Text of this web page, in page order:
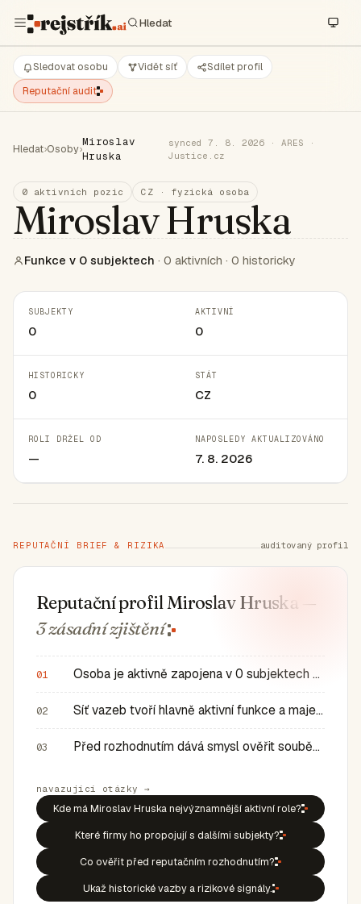
Sledovat osobu Vidět síť
Sdílet profil
Reputační audit
Hledat›Osoby›
Miroslav
Hruska
synced 7. 8. 2026 · ARES ·
Justice.cz
0 aktivních pozic CZ · fyzická osoba
Miroslav Hruska
Funkce v 0 subjektech · 0 aktivních · 0 historicky
SUBJEKTY
0
AKTIVNÍ
0
HISTORICKY
0
STÁT
CZ
ROLI DRŽEL OD
—
NAPOSLEDY AKTUALIZOVÁNO
7. 8. 2026
REPUTAČNÍ BRIEF & RIZIKA auditovaný profil
Reputační profil Miroslav Hruska
—
3 zásadnízjištění
01 Osoba je aktivně zapojena v 0 subjektech a má 0 historic…
02 Síť vazeb tvoří hlavně aktivní funkce a majetkové role v…
03 Před rozhodnutím dává smysl ověřit souběh rolí, historic…
navazující otázky →
Kde má Miroslav Hruska nejvýznamnější aktivní role?
Které firmy ho propojují s dalšími subjekty?
Co ověřit před reputačním rozhodnutím?
Ukaž historické vazby a rizikové signály.